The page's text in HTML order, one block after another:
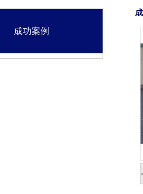
成功案例